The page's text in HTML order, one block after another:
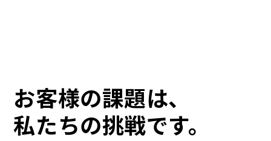
お客様の課題は、
私たちの挑戦です。